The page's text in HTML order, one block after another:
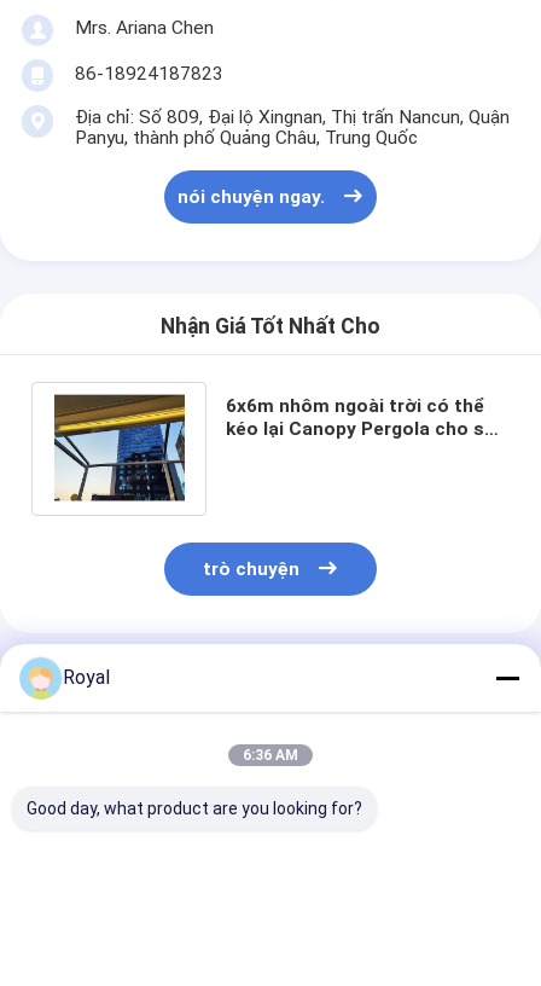
Mrs. Ariana Chen
86-18924187823
Địa chỉ: Số 809, Đại lộ Xingnan, Thị trấn Nancun, Quận
Panyu, thành phố Quảng Châu, Trung Quốc
nói chuyện ngay.
Nhận Giá Tốt Nhất Cho
6x6m nhôm ngoài trời có thể
kéo lại Canopy Pergola cho sân
trò chuyện
Sản Phẩm Khuyến Cáo
Royal
6:36 AM
Good day, what product are you looking for?